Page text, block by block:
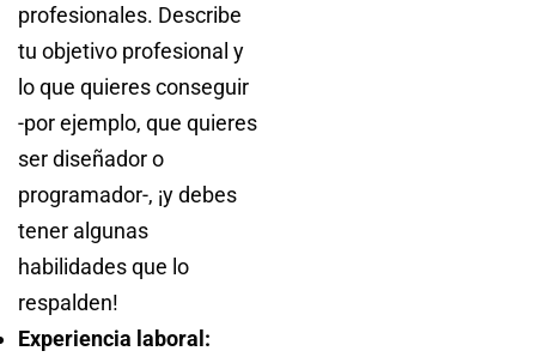
profesionales. Describe
tu objetivo profesional y
lo que quieres conseguir
-por ejemplo, que quieres
ser diseñador o
programador-, ¡y debes
tener algunas
habilidades que lo
respalden!
Experiencia laboral: